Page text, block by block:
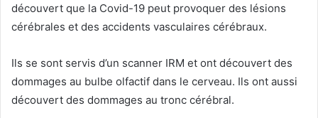
l
découvert que la Covid-19 peut provoquer des lésions
cérébrales et des accidents vasculaires cérébraux.
Ils se sont servis d’un scanner IRM et ont découvert des
dommages au bulbe olfactif dans le cerveau. Ils ont aussi
découvert des dommages au tronc cérébral.